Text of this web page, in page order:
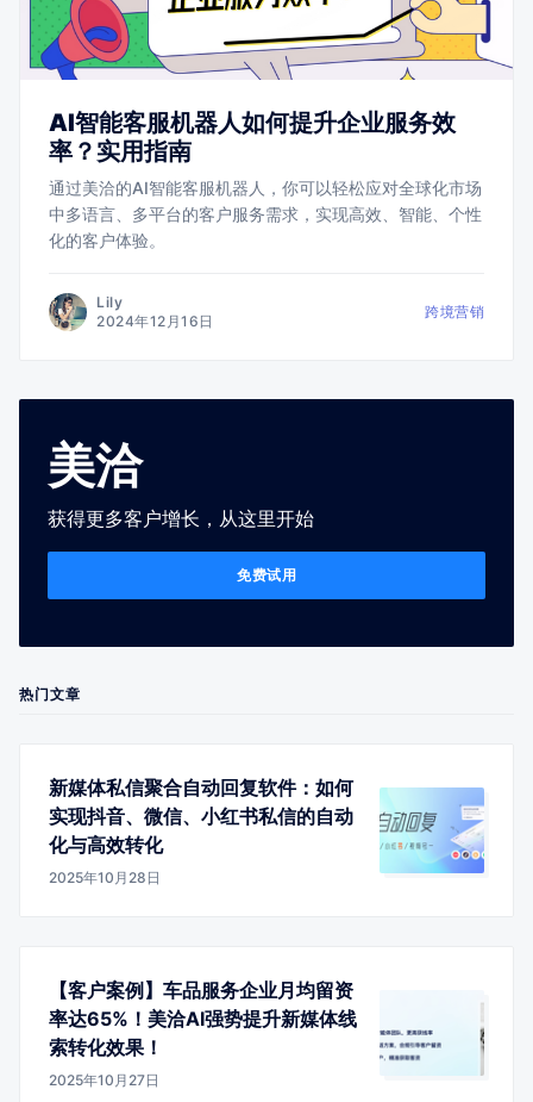
AI智能客服机器人如何提升企业服务效
率？实用指南
通过美洽的AI智能客服机器人，你可以轻松应对全球化市场
中多语言、多平台的客户服务需求，实现高效、智能、个性
化的客户体验。
Lily
2024年12月16日
跨境营销
美洽
获得更多客户增长，从这里开始
免费试用
热门文章
新媒体私信聚合自动回复软件：如何
实现抖音、微信、小红书私信的自动
化与高效转化
2025年10月28日
【客户案例】车品服务企业月均留资
率达65%！美洽AI强势提升新媒体线
索转化效果！
2025年10月27日